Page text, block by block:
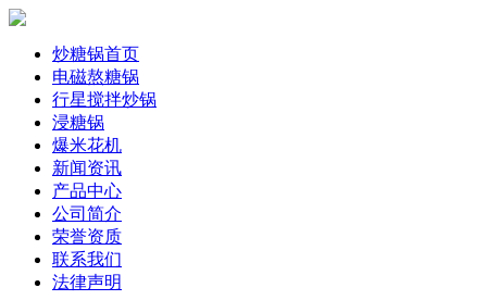
炒糖锅首页
电磁熬糖锅
行星搅拌炒锅
浸糖锅
爆米花机
新闻资讯
产品中心
公司简介
荣誉资质
联系我们
法律声明